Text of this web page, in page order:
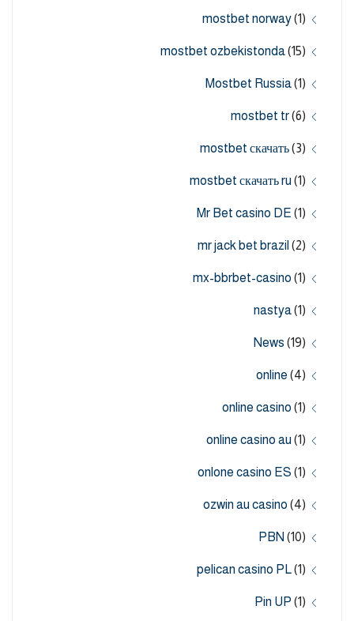
mostbet norway(1)
mostbet ozbekistonda(15)
Mostbet Russia(1)
mostbet tr(6)
mostbet скачать(3)
mostbet скачать ru (1)
Mr Bet casino DE (1)
mr jack bet brazil (2)
mx-bbrbet-casino (1)
nastya(1)
News (19)
online (4)
online casino (1)
online casino au (1)
onlone casino ES (1)
ozwin au casino (4)
PBN (10)
pelican casino PL(1)
Pin UP (1)